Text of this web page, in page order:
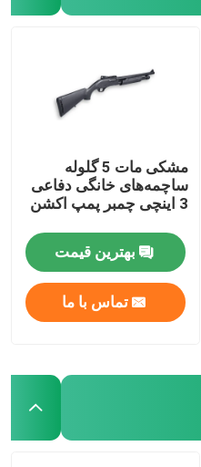
مشکی مات 5 گلوله
ساچمه‌های خانگی دفاعی
3 اینچی چمبر پمپ اکشن
بهترین قیمت
تماس با ما